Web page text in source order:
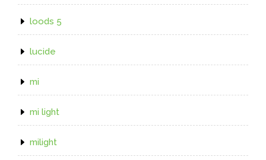
loods 5
lucide
mi
mi light
milight